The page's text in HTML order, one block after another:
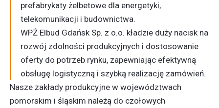
prefabrykaty żelbetowe dla energetyki,
telekomunikacji i budownictwa.
WPŻ Elbud Gdańsk Sp. z o.o. kładzie duży nacisk na
rozwój zdolności produkcyjnych i dostosowanie
oferty do potrzeb rynku, zapewniając efektywną
obsługę logistyczną i szybką realizację zamówień.
Nasze zakłady produkcyjne w województwach
pomorskim i śląskim należą do czołowych